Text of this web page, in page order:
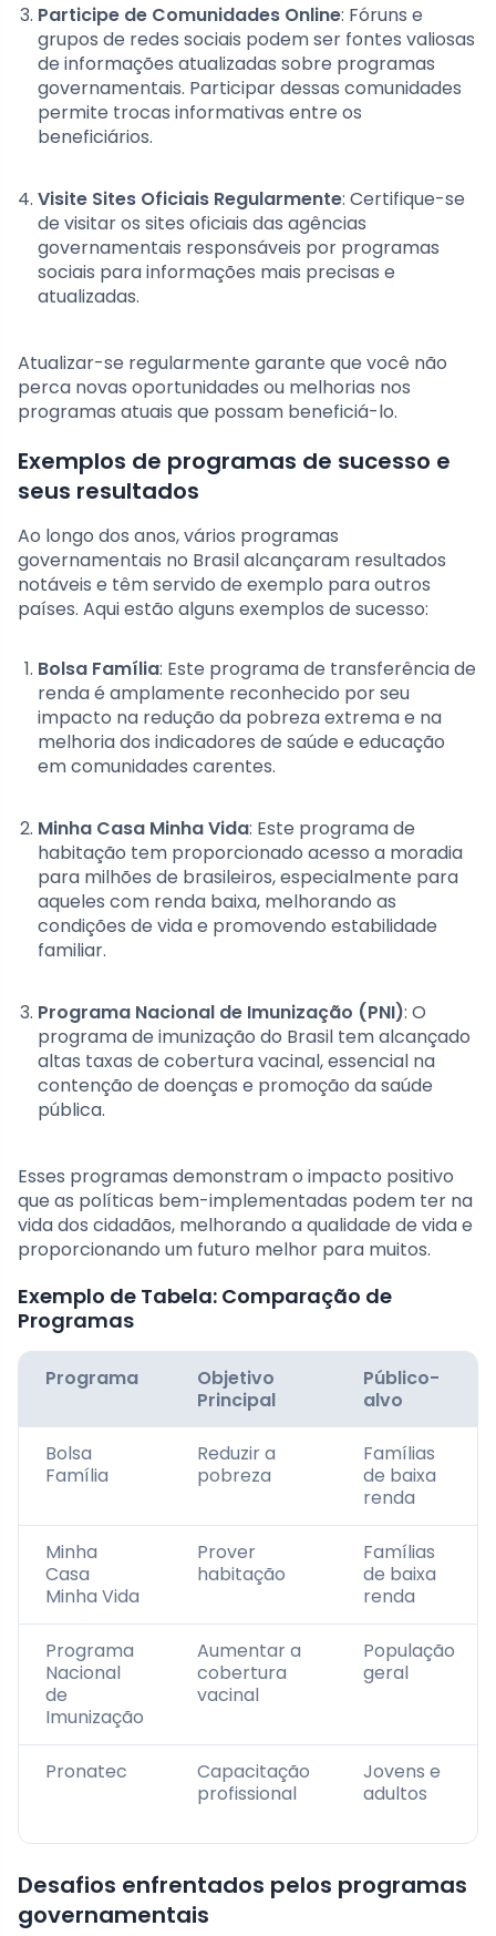
Participe de Comunidades Online: Fóruns e
grupos de redes sociais podem ser fontes valiosas
de informações atualizadas sobre programas
governamentais. Participar dessas comunidades
permite trocas informativas entre os
beneficiários.
Visite Sites Oficiais Regularmente: Certifique-se
de visitar os sites oficiais das agências
governamentais responsáveis por programas
sociais para informações mais precisas e
atualizadas.
Atualizar-se regularmente garante que você não
perca novas oportunidades ou melhorias nos
programas atuais que possam beneficiá-lo.
Exemplos de programas de sucesso e
seus resultados
Ao longo dos anos, vários programas
governamentais no Brasil alcançaram resultados
notáveis e têm servido de exemplo para outros
países. Aqui estão alguns exemplos de sucesso:
Bolsa Família: Este programa de transferência de
renda é amplamente reconhecido por seu
impacto na redução da pobreza extrema e na
melhoria dos indicadores de saúde e educação
em comunidades carentes.
Minha Casa Minha Vida: Este programa de
habitação tem proporcionado acesso a moradia
para milhões de brasileiros, especialmente para
aqueles com renda baixa, melhorando as
condições de vida e promovendo estabilidade
familiar.
Programa Nacional de Imunização (PNI): O
programa de imunização do Brasil tem alcançado
altas taxas de cobertura vacinal, essencial na
contenção de doenças e promoção da saúde
pública.
Esses programas demonstram o impacto positivo
que as políticas bem-implementadas podem ter na
vida dos cidadãos, melhorando a qualidade de vida e
proporcionando um futuro melhor para muitos.
Exemplo de Tabela: Comparação de
Programas
Programa
Objetivo
Principal
Público-
alvo
Bolsa
Família
Reduzir a
pobreza
Famílias
de baixa
renda
Minha
Casa
Minha Vida
Prover
habitação
Famílias
de baixa
renda
Programa
Nacional
de
Imunização
Aumentar a
cobertura
vacinal
População
geral
Pronatec
Capacitação
profissional
Jovens e
adultos
Desafios enfrentados pelos programas
governamentais